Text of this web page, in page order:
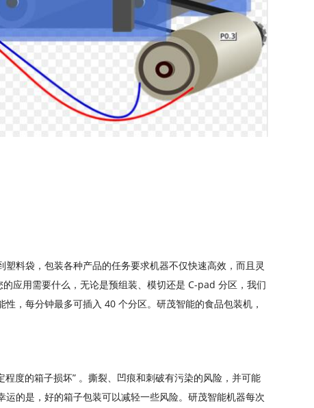
料袋，包装各种产品的任务要求机器不仅快速高效，而且灵
应用需要什么，无论是预组装、模切还是 C-pad 分区，我们
，每分钟最多可插入 40 个分区。研茂智能的食品包装机，
度的箱子损坏” 。撕裂、凹痕和刺破有污染的风险，并可能
的是，好的箱子包装可以减轻一些风险。研茂智能机器每次